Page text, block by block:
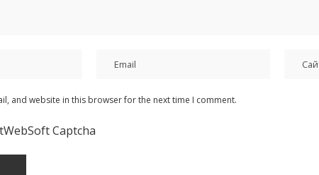
and website in this browser for the next time I comment.
Captcha